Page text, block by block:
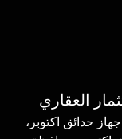
العقاري
جهاز حدائق اكتوبر،